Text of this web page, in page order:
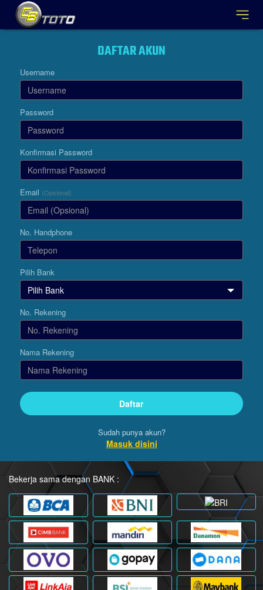
DAFTAR AKUN
Username
Password
Konfirmasi Password
Email (Opsional)
No. Handphone
Pilih Bank
No. Rekening
Nama Rekening
Sudah punya akun?
Masuk disini
Bekerja sama dengan BANK :